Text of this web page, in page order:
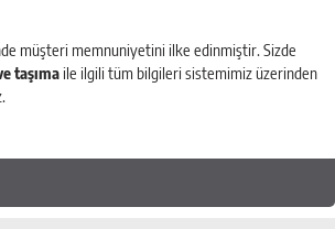
müşteri memnuniyetini ilke edinmiştir. Sizde
taşımaile ilgili tüm bilgileri sistemimiz üzerinden